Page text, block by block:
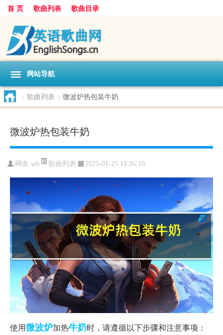
首 页 歌曲列表 歌曲目录
网站导航
> 歌曲列表 > 微波炉热包装牛奶
微波炉热包装牛奶
网友:wb 歌曲列表 2025-01-25 14:26:10
使用微波炉加热牛奶时，请遵循以下步骤和注意事项：